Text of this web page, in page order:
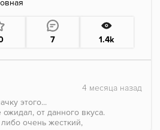
7 1.4k
этого...
от данного вкуса.
либо очень жесткий,